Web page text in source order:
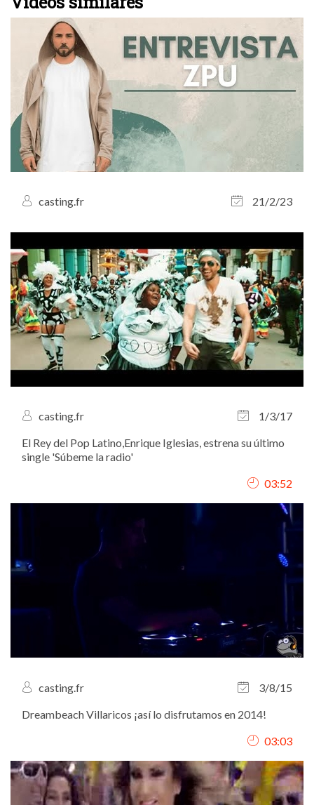
casting.fr 21/2/23
casting.fr
1/3/17
El Rey del Pop Latino,Enrique Iglesias, estrena su último
single 'Súbeme la radio'
03:52
casting.fr
3/8/15
Dreambeach Villaricos ¡así lo disfrutamos en 2014!
03:03